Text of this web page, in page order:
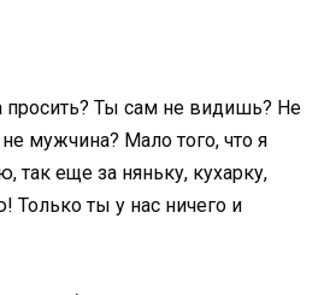
Ты сам не видишь? Не
мужчина? Мало того, что я
так еще за няньку, кухарку,
ты у нас ничего и